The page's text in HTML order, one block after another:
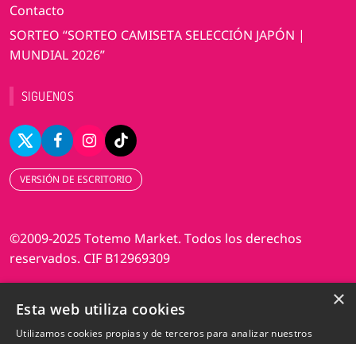
Contacto
SORTEO “SORTEO CAMISETA SELECCIÓN JAPÓN |
MUNDIAL 2026”
SIGUENOS
VERSIÓN DE ESCRITORIO
©2009-2025 Totemo Market. Todos los derechos
reservados. CIF B12969309
×
Esta web utiliza cookies
Utilizamos cookies propias y de terceros para analizar nuestros